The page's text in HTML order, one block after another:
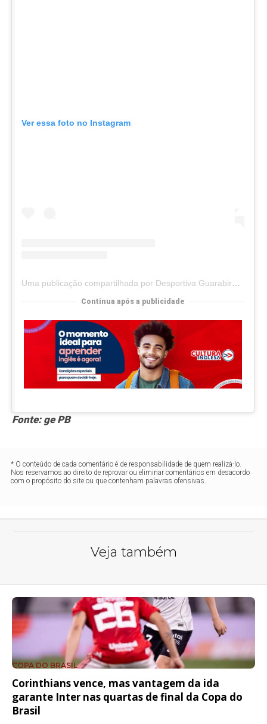
Ver essa foto no Instagram
Uma publicação compartilhada por Desportiva Guarabira | OFICIAL (@desportivaguarabira)
Continua após a publicidade
Fonte: ge PB
* O conteúdo de cada comentário é de responsabilidade de quem realizá-lo.
Nos reservamos ao direito de reprovar ou eliminar comentários em desacordo
com o propósito do site ou que contenham palavras ofensivas.
Veja também
COPA DO BRASIL
Corinthians vence, mas vantagem da ida
garante Inter nas quartas de final da Copa do
Brasil